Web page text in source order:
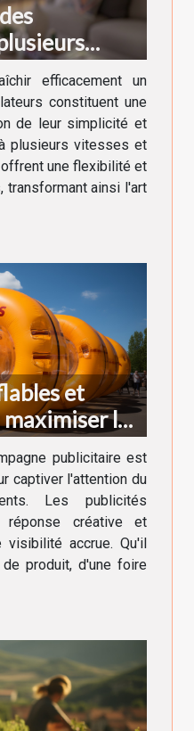
turbo
efficacement un
constituent une
de leur simplicité et
plusieurs vitesses et
une flexibilité et
transformant ainsi l'art
et
la
publicitaire est
captiver l'attention du
Les publicités
réponse créative et
accrue. Qu'il
produit, d'une foire